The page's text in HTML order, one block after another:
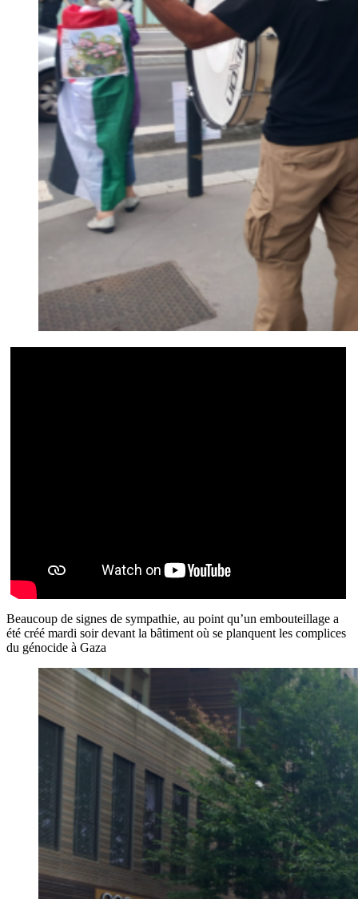
Beaucoup de signes de sympathie, au point qu’un embouteillage a
été créé mardi soir devant la bâtiment où se planquent les complices
du génocide à Gaza